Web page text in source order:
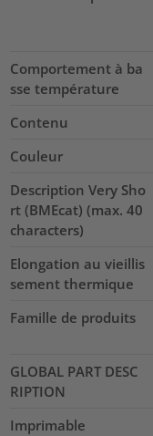
Comportement à ba
sse température
Contenu
Couleur
Description Very Sho
rt (BMEcat) (max. 40
characters)
Elongation au vieillis
sement thermique
Famille de produits
GLOBAL PART DESC
RIPTION
Imprimable